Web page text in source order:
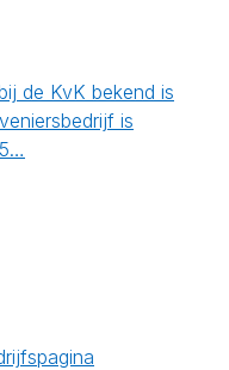
de KvK bekend is
is